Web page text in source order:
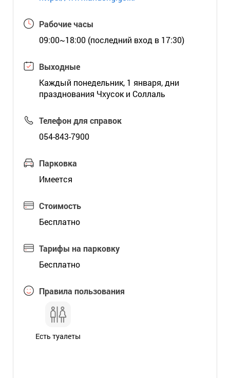
Рабочие часы
09:00~18:00 (последний вход в 17:30)
Выходные
Каждый понедельник, 1 января, дни
празднования Чхусок и Соллаль
Телефон для справок
054-843-7900
Парковка
Имеется
Стоимость
Бесплатно
Тарифы на парковку
Бесплатно
Правила пользования
Есть туалеты